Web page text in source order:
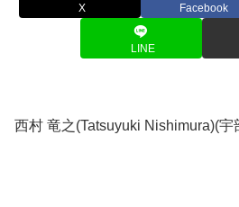
X Facebook
LINE
西村 竜之(Tatsuyuki Nishimura)(宇